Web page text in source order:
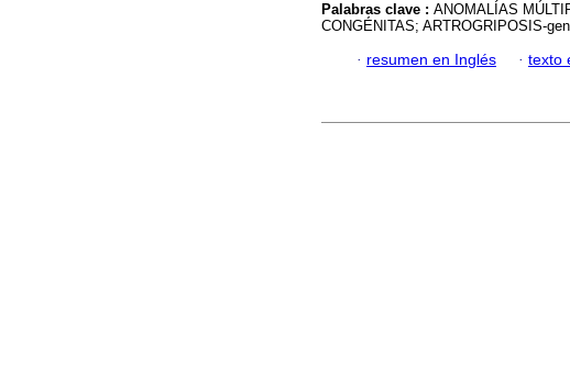
Palabras clave : ANOMALÍAS
CONGÉNITAS; ARTROGRIPOSIS-
· resumen en Inglés · texto